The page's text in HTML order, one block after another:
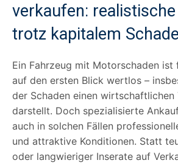
verkaufen:
trotz kapitalem
Ein Fahrzeug mit Motorschaden ist
auf den ersten Blick wertlos –
der Schaden einen wirtschaftlichen
darstellt. Doch spezialisierte
auch in solchen Fällen
und attraktive Konditionen. Statt
oder langwieriger Inserate auf